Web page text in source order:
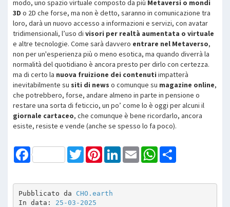
modo, uno spazio virtuale composto da più Metaversi o mondi
3D o 2D che forse, ma non è detto, saranno in comunicazione tra
loro, darà un nuovo accesso a informazioni e servizi, con avatar
tridimensionali, l’uso di visori per realtà aumentata o virtuale
e altre tecnologie. Come sarà davvero entrare nel Metaverso,
non per un'esperienza più o meno esotica, ma quando diverrà la
normalità del quotidiano è ancora presto per dirlo con certezza.
ma di certo la nuova fruizione dei contenuti impatterà
inevitabilmente su siti di news o comunque su magazine online,
che potrebbero, forse, andare almeno in parte in pensione o
restare una sorta di feticcio, un po’ come lo è oggi per alcuni il
giornale cartaceo, che comunque è bene ricordarlo, ancora
esiste, resiste e vende (anche se spesso lo fa poco).
Facebook TwitterPinterestLinkedInEmail WhatsApp
Pubblicato da CHO.earth
In data: 25-03-2025